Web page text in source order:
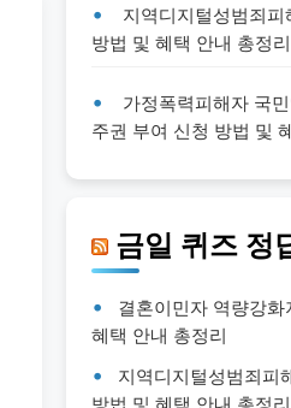
지역디지털성범죄
방법 및 혜택 안내 총정리
가정폭력피해자 국
주권 부여 신청 방법 및
금일 퀴즈 정
결혼이민자 역량강화
혜택 안내 총정리
지역디지털성범죄피